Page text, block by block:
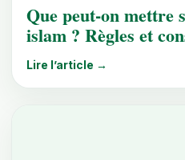
Que peut-on mettre
islam ? Règles et
Lire l’article →